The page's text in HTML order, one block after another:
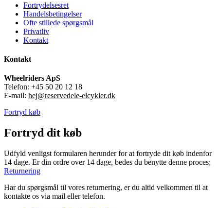
Fortrydelsesret
Handelsbetingelser
Ofte stillede spørgsmål
Privatliv
Kontakt
Kontakt
Wheelriders ApS
Telefon: +45 50 20 12 18
E-mail: hej@reservedele-elcykler.dk
Fortryd køb
Fortryd dit køb
Udfyld venligst formularen herunder for at fortryde dit køb indenfor
14 dage. Er din ordre over 14 dage, bedes du benytte denne proces;
Returnering
Har du spørgsmål til vores returnering, er du altid velkommen til at
kontakte os via mail eller telefon.